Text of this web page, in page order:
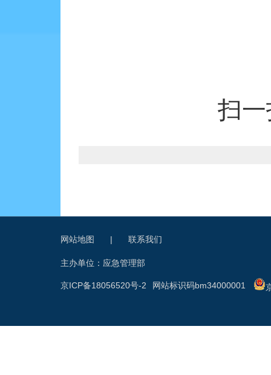
扫
网站地图 | 联系我们
主办单位：应急管理部
网站标识码bm34000001
京ICP备18056520号-2